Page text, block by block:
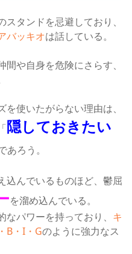
タンドを忌避しており、
バッキオは話している。
や自身を危険にさらす、
使いたがらない理由は、
隠しておきたい
あろう。
込んでいるものほど、鬱屈
を溜め込んでいる。
パワーを持っており、 キ
B・I・Gのように強力なス